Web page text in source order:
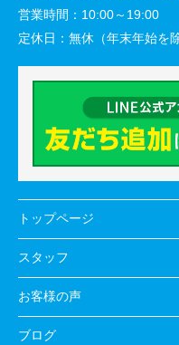
営業時間： 10:00～19:00
定休日： 無休（年末年始を
トップページ
スタッフ
お客様の声
ブログ